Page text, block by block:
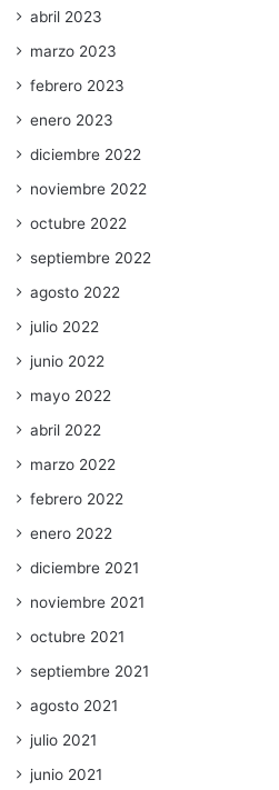
abril 2023
marzo 2023
febrero 2023
enero 2023
diciembre 2022
noviembre 2022
octubre 2022
septiembre 2022
agosto 2022
julio 2022
junio 2022
mayo 2022
abril 2022
marzo 2022
febrero 2022
enero 2022
diciembre 2021
noviembre 2021
octubre 2021
septiembre 2021
agosto 2021
julio 2021
junio 2021